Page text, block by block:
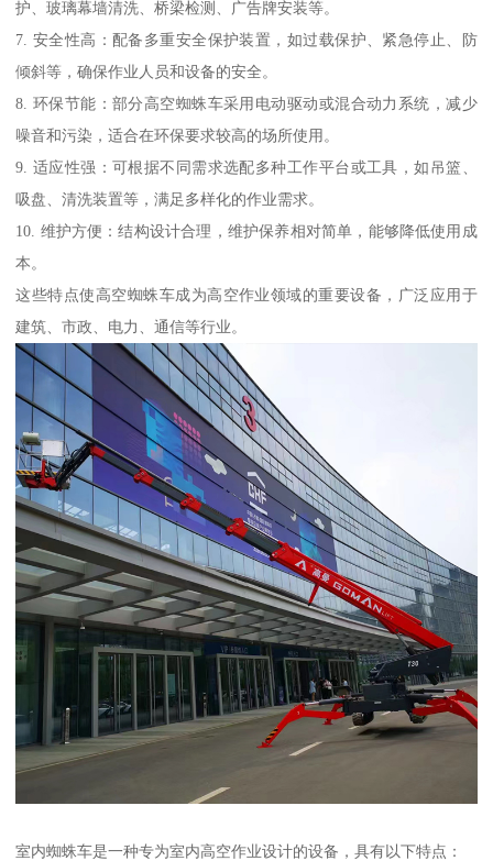
护、玻璃幕墙清洗、桥梁检测、广告牌安装等。
7. 安全性高：配备多重安全保护装置，如过载保护、紧急停止、防
倾斜等，确保作业人员和设备的安全。
8. 环保节能：部分高空蜘蛛车采用电动驱动或混合动力系统，减少
噪音和污染，适合在环保要求较高的场所使用。
9. 适应性强：可根据不同需求选配多种工作平台或工具，如吊篮、
吸盘、清洗装置等，满足多样化的作业需求。
10. 维护方便：结构设计合理，维护保养相对简单，能够降低使用成
本。
这些特点使高空蜘蛛车成为高空作业领域的重要设备，广泛应用于
建筑、市政、电力、通信等行业。
室内蜘蛛车是一种专为室内高空作业设计的设备，具有以下特点：